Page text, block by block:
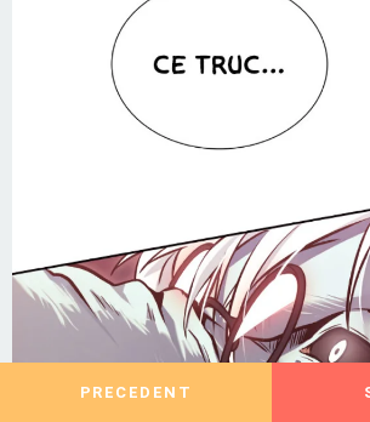
PRECEDENT